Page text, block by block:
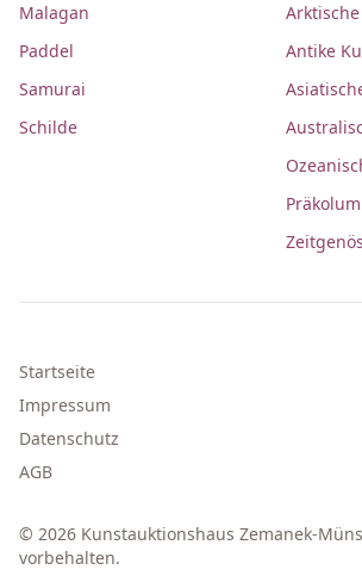
Malagan
Paddel
Samurai
Schilde
Antike
Startseite
Impressum
Datenschutz
AGB
© 2026 Kunstauktionshaus Zemanek-
vorbehalten.